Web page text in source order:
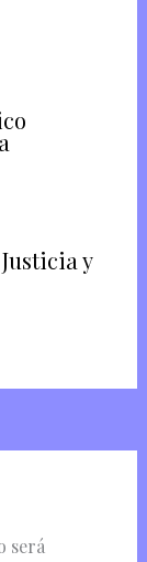
y
será